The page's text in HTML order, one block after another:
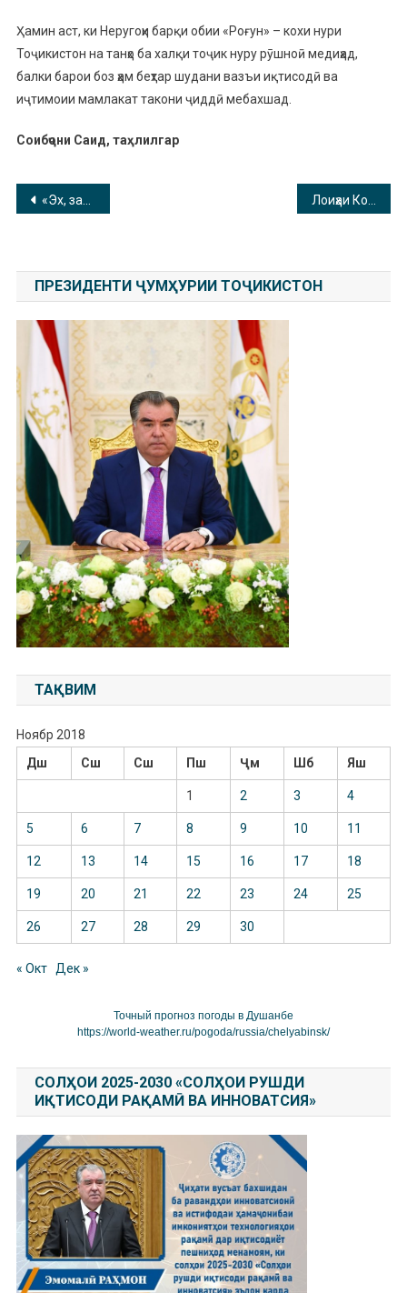
Ҳамин аст, ки Неругоҳи барқи обии «Роғун» – кохи нури
Тоҷикистон на танҳо ба халқи тоҷик нуру рӯшноӣ медиҳад,
балки барои боз ҳам беҳтар шудани вазъи иқтисодӣ ва
иҷтимоии мамлакат такони ҷиддӣ мебахшад.
Соибҷони Саид, таҳлилгар
Навигация
записям
«Эх, загулял, загулял, загулялпарень молодой…»
ПРЕЗИДЕНТИ ҶУМҲУРИИ ТОҶИКИСТОН
ТАҚВИМ
Ноябр 2018
Дш
Сш Сш Пш Ҷм Шб Яш
1 2 3 4
5 6 7 8 9 10 11
12 13 14 15 16 17 18
19 20 21 22 23 24 25
26 27 28 29 30
« Окт Дек »
Точный прогноз погоды в Душанбе
https://world-weather.ru/pogoda/russia/chelyabinsk/
СОЛҲОИ 2025-2030 «СОЛҲОИ РУШДИ
ИҚТИСОДИ РАҚАМӢ ВА ИННОВАТСИЯ»